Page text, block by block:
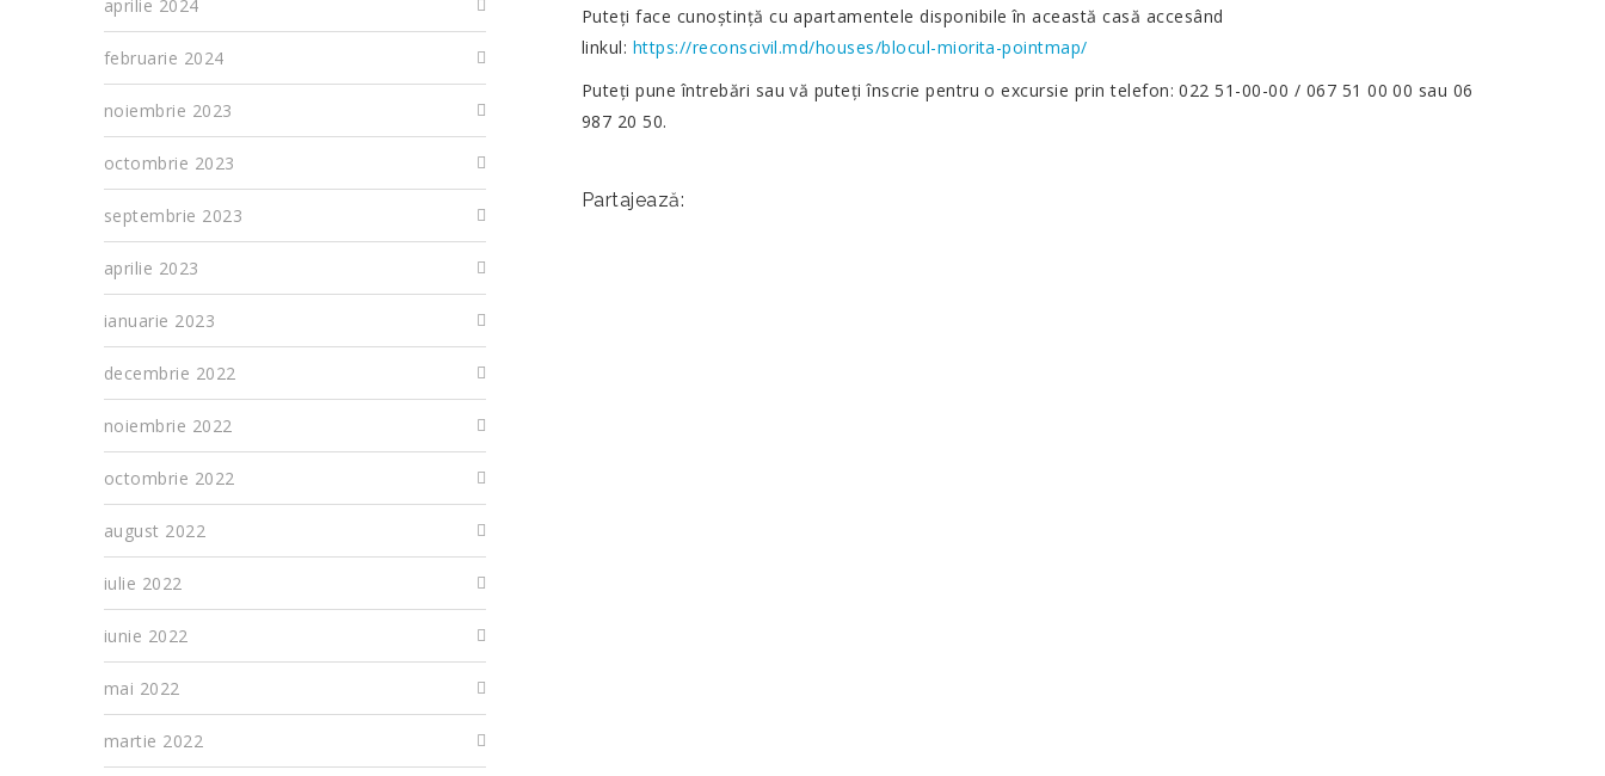
aprilie 2024
februarie 2024
noiembrie 2023
octombrie 2023
septembrie 2023
aprilie 2023
ianuarie 2023
decembrie 2022
noiembrie 2022
octombrie 2022
august 2022
iulie 2022
iunie 2022
mai 2022
martie 2022
Puteți face cunoștință cu apartamentele disponibile în această casă accesând
linkul: https://reconscivil.md/houses/blocul-miorita-pointmap/
Puteți pune întrebări sau vă puteți înscrie pentru o excursie prin telefon: 022 51-00-00 / 067 51 00 00 sau 06
987 20 50.
Partajează: